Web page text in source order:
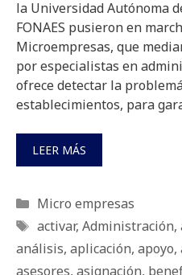
la Universidad Autónoma
FONAES pusieron en
Microempresas, que
por especialistas en
ofrece detectar la
establecimientos, para
LEER MÁS
Categorías
Micro empresas
Etiquetas
activar, Administración,
análisis, aplicación, apoyo,
asesores, asignación,